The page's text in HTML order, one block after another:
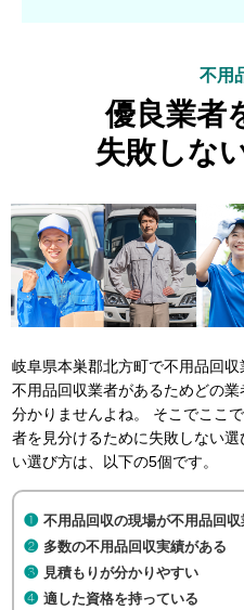
不用
優良業者
失敗しな
岐阜県本巣郡北方町で不用品回
不用品回収業者があるためどの
分かりませんよね。 そこでここ
者を見分けるために失敗しない
い選び方は、以下の5個です。
不用品回収の現場が不用品回
多数の不用品回収実績がある
見積もりが分かりやすい
適した資格を持っている